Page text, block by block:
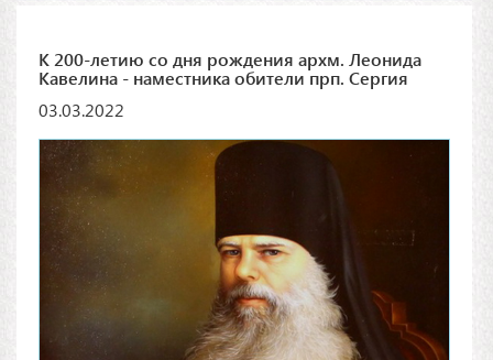
К 200-летию со дня рождения архм. Леонида
Кавелина - наместника обители прп. Сергия
03.03.2022